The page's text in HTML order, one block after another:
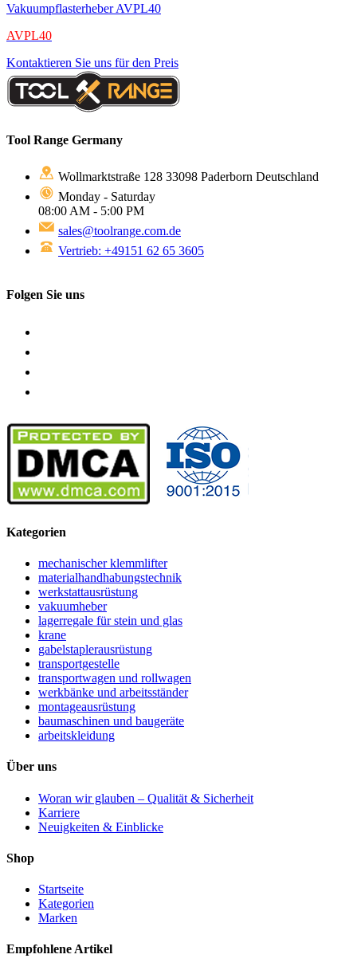
Vakuumpflasterheber AVPL40
AVPL40
Kontaktieren Sie uns für den Preis
Tool Range Germany
Wollmarktstraße 128 33098 Paderborn Deutschland
Monday - Saturday
08:00 AM - 5:00 PM
sales@toolrange.com.de
Vertrieb: +49151 62 65 3605
Folgen Sie uns
Kategorien
mechanischer klemmlifter
materialhandhabungstechnik
werkstattausrüstung
vakuumheber
lagerregale für stein und glas
krane
gabelstaplerausrüstung
transportgestelle
transportwagen und rollwagen
werkbänke und arbeitsständer
montageausrüstung
baumaschinen und baugeräte
arbeitskleidung
Über uns
Woran wir glauben – Qualität & Sicherheit
Karriere
Neuigkeiten & Einblicke
Shop
Startseite
Kategorien
Marken
Empfohlene Artikel